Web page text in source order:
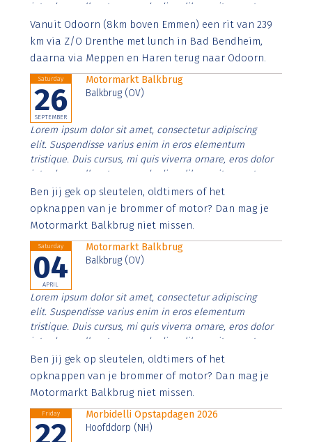
interdum nulla, ut commodo diam libero vitae erat.
Aenean faucibus nibh et justo cursus id rutrum lorem
imperdiet. Nunc ut sem vitae risus tristique posuere.
Vanuit Odoorn (8km boven Emmen) een rit van 239
km via Z/O Drenthe met lunch in Bad Bendheim,
daarna via Meppen en Haren terug naar Odoorn.
Saturday
26
SEPTEMBER
Motormarkt Balkbrug
Balkbrug (OV)
Lorem ipsum dolor sit amet, consectetur adipiscing
elit. Suspendisse varius enim in eros elementum
tristique. Duis cursus, mi quis viverra ornare, eros dolor
interdum nulla, ut commodo diam libero vitae erat.
Aenean faucibus nibh et justo cursus id rutrum lorem
imperdiet. Nunc ut sem vitae risus tristique posuere.
Ben jij gek op sleutelen, oldtimers of het
opknappen van je brommer of motor? Dan mag je
Motormarkt Balkbrug niet missen.
Saturday
04
APRIL
Motormarkt Balkbrug
Balkbrug (OV)
Lorem ipsum dolor sit amet, consectetur adipiscing
elit. Suspendisse varius enim in eros elementum
tristique. Duis cursus, mi quis viverra ornare, eros dolor
interdum nulla, ut commodo diam libero vitae erat.
Aenean faucibus nibh et justo cursus id rutrum lorem
imperdiet. Nunc ut sem vitae risus tristique posuere.
Ben jij gek op sleutelen, oldtimers of het
opknappen van je brommer of motor? Dan mag je
Motormarkt Balkbrug niet missen.
Friday
Morbidelli Opstapdagen 2026
Hoofddorp (NH)